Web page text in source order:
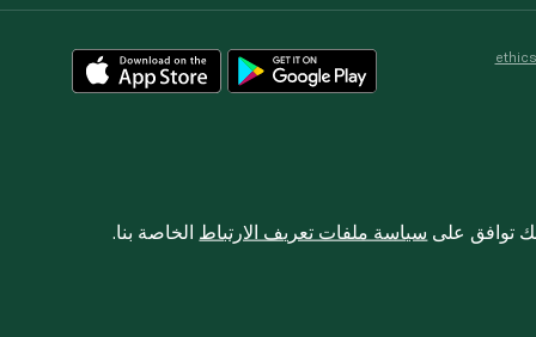
توافق على سياسة ملفات تعريف الارتباط الخاصة بنا.